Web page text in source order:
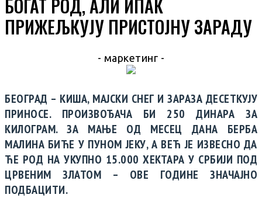
БОГАТ РОД, АЛИ ИПАК
ПРИЖЕЉКУЈУ ПРИСТОЈНУ ЗАРАДУ
- маркетинг -
БЕОГРАД – КИША, МАЈСКИ СНЕГ И ЗАРАЗА ДЕСЕТКУЈУ
ПРИНОСЕ. ПРОИЗВОЂАЧА БИ 250 ДИНАРА ЗА
КИЛОГРАМ. ЗА МАЊЕ ОД МЕСЕЦ ДАНА БЕРБА
МАЛИНА БИЋЕ У ПУНОМ ЈЕКУ, А ВЕЋ ЈЕ ИЗВЕСНО ДА
ЋЕ РОД НА УКУПНО 15.000 ХЕКТАРА У СРБИЈИ ПОД
ЦРВЕНИМ ЗЛАТОМ – ОВЕ ГОДИНЕ ЗНАЧАЈНО
ПОДБАЦИТИ.